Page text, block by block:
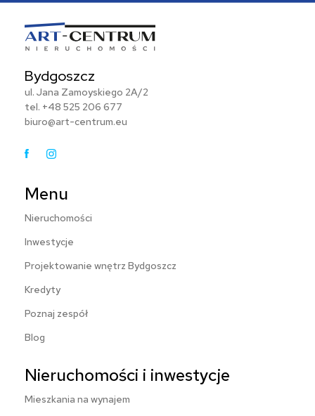
Bydgoszcz
ul. Jana Zamoyskiego 2A/2
tel. +48 525 206 677
biuro@art-centrum.eu
FacebookInstagram
Menu
Nieruchomości
Inwestycje
Projektowanie wnętrz Bydgoszcz
Kredyty
Poznaj zespół
Blog
Nieruchomości i inwestycje
Mieszkania na wynajem